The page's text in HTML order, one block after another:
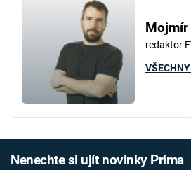
Mojmír
redaktor
Nenechte si ujít novinky Prima